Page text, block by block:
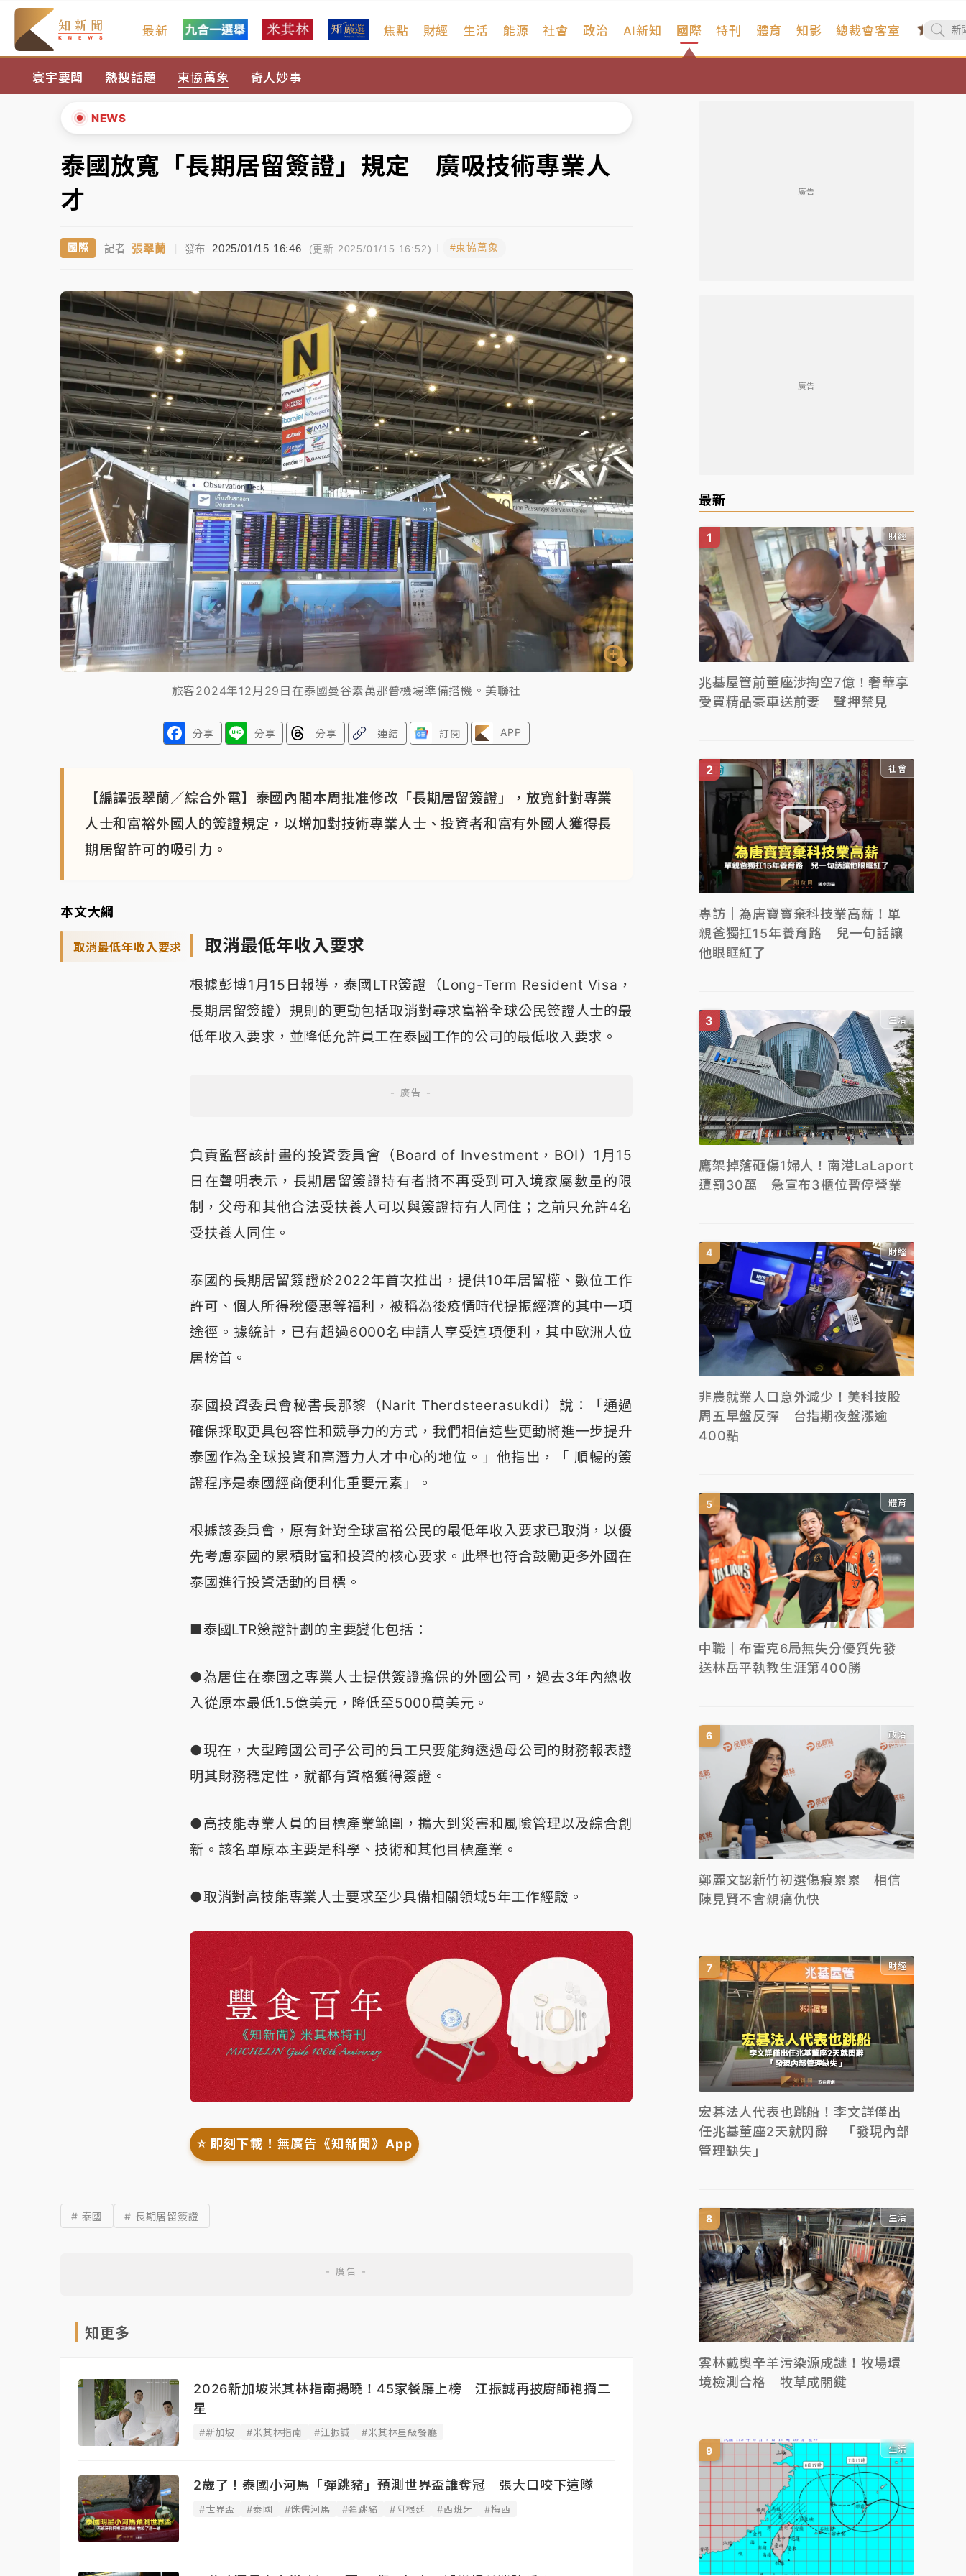
最新 焦點 財經 生活 能源 社會 政治 AI新知 國際
寰宇要聞 熱搜話題 東協萬象 奇人妙事
特刊 體育 知影 總裁會客室
NEWS
暑假過三周才推「E宿新北打卡趣」！抽獎程序複雜 觀旅局回應了
中信慈善基金會想增加董事人數！辜仲諒向法院聲請遭駁 理由曝光
故宮《龍藏經》特展第2檔！今線上預約開賣一度塞車 周六起展出延長至晚上7時
台東農業處長涉圖利渡假村！東檢抗告成功 今重開羈押庭
女律師陳昱瑄詐慈濟10億！黃金158kg遭查扣畫面曝光
中信慈善基金會想增加董事人數！辜仲諒向法院聲請遭駁 理由曝光
故宮《龍藏經》特展第2檔！今線上預約開賣一度塞車 周六起展出延長至晚上7時
台東農業處長涉圖利渡假村！東檢抗告成功 今重開羈押庭
父親節泡湯了！中颱白海豚雨彈轟3天 「紅到發紫」降雨熱區曝
▲
▼
泰國放寬「長期居留簽證」規定 廣吸技術專業人
才
國際 記者 張翠蘭 | 發布 2025/01/15 16:46 (更新 2025/01/15 16:52) #東協萬象
旅客2024年12月29日在泰國曼谷素萬那普機場準備搭機。美聯社
分享 分享 分享 連結 訂閱 APP
【編譯張翠蘭／綜合外電】泰國內閣本周批准修改「長期居留簽證」，放寬針對專業
人士和富裕外國人的簽證規定，以增加對技術專業人士、投資者和富有外國人獲得長
期居留許可的吸引力。
本文大綱
取消最低年收入要求 取消最低年收入要求
根據彭博1月15日報導，泰國LTR簽證（Long-Term Resident Visa，
長期居留簽證）規則的更動包括取消對尋求富裕全球公民簽證人士的最
低年收入要求，並降低允許員工在泰國工作的公司的最低收入要求。
負責監督該計畫的投資委員會（Board of Investment，BOI）1月15
日在聲明表示，長期居留簽證持有者將不再受到可入境家屬數量的限
制，父母和其他合法受扶養人可以與簽證持有人同住；之前只允許4名
受扶養人同住。
泰國的長期居留簽證於2022年首次推出，提供10年居留權、數位工作
許可、個人所得稅優惠等福利，被稱為後疫情時代提振經濟的其中一項
途徑。據統計，已有超過6000名申請人享受這項便利，其中歐洲人位
居榜首。
泰國投資委員會秘書長那黎（Narit Therdsteerasukdi）說：「通過
確保採取更具包容性和競爭力的方式，我們相信這些更動將進一步提升
泰國作為全球投資和高潛力人才中心的地位。」他指出，「 順暢的簽
證程序是泰國​​經商便利化重要元素」。
根據該委員會，原有針對全球富裕公民的最低年收入要求已取消，以優
先考慮泰國的累積財富和投資的核心要求。此舉也符合鼓勵更多外國在
泰國進行投資活動的目標。
■泰國LTR簽證計劃的主要變化包括：
●為居住在泰國之專業人士提供簽證擔保的外國公司，過去3年內總收
入從原本最低1.5億美元，降低至5000萬美元。
●現在，大型跨國公司子公司的員工只要能夠透過母公司的財務報表證
明其財務穩定性，就都有資格獲得簽證。
●高技能專業人員的目標產業範圍，擴大到災害和風險管理以及綜合創
新。該名單原本主要是科學、技術和其他目標產業。
●取消對高技能專業人士要求至少具備相關領域5年工作經驗。
⭐️ 即刻下載！無廣告《知新聞》App
# 泰國 # 長期居留簽證
知更多
2026新加坡米其林指南揭曉！45家餐廳上榜 江振誠再披廚師袍摘二
星
#新加坡 #米其林指南 #江振誠 #米其林星級餐廳
2歲了！泰國小河馬「彈跳豬」預測世界盃誰奪冠 張大口咬下這隊
#世界盃 #泰國 #侏儒河馬 #彈跳豬 #阿根廷 #西班牙 #梅西
廣告
廣告
最新
財經
兆基屋管前董座涉掏空7億！奢華享
受買精品豪車送前妻 聲押禁見
社會
專訪｜為唐寶寶棄科技業高薪！單
親爸獨扛15年養育路 兒一句話讓
他眼眶紅了
生活
鷹架掉落砸傷1婦人！南港LaLaport
遭罰30萬 急宣布3櫃位暫停營業
財經
非農就業人口意外減少！美科技股
周五早盤反彈 台指期夜盤漲逾
400點
體育
中職｜布雷克6局無失分優質先發
送林岳平執教生涯第400勝
政治
鄭麗文認新竹初選傷痕累累 相信
陳見賢不會親痛仇快
財經
宏碁法人代表也跳船！李文詳僅出
任兆基董座2天就閃辭 「發現內部
管理缺失」
生活
雲林戴奧辛羊污染源成謎！牧場環
境檢測合格 牧草成關鍵
生活